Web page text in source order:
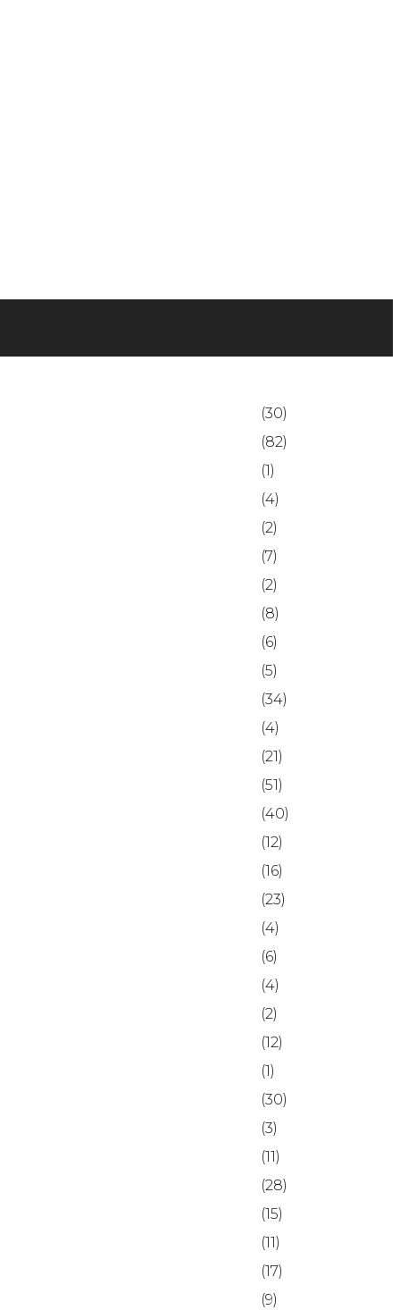
(30)
(82)
(1)
(4)
(2)
(7)
(2)
(8)
(6)
(5)
(34)
(4)
(21)
(51)
(40)
(12)
(16)
(23)
(4)
(6)
(4)
(2)
(12)
(1)
(30)
(3)
(11)
(28)
(15)
(11)
(17)
(9)